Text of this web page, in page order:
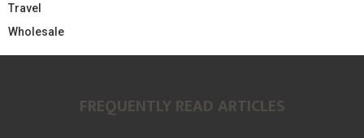
Travel
Wholesale
FREQUENTLY READ ARTICLES